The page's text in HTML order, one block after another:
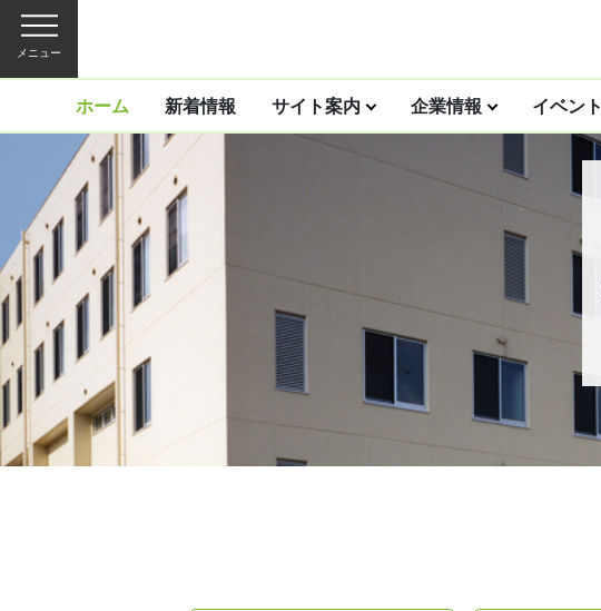
メニュー
ホーム 新着情報 サイト案内 企業情報 イベント